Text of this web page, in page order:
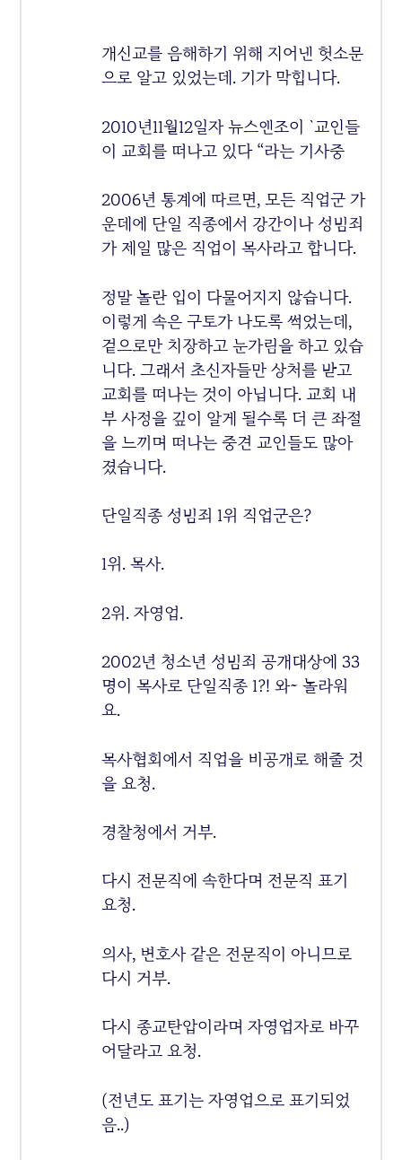
개신교를 음해하기 위해 지어낸 헛소문
으로 알고 있었는데. 기가 막힙니다.
2010년11월12일자 뉴스앤조이 `교인들
이 교회를 떠나고 있다 “라는 기사중
2006년 통계에 따르면, 모든 직업군 가
운데에 단일 직종에서 강간이나 성범죄
가 제일 많은 직업이 목사라고 합니다.
정말 놀란 입이 다물어지지 않습니다.
이렇게 속은 구토가 나도록 썩었는데,
겉으로만 치장하고 눈가림을 하고 있습
니다. 그래서 초신자들만 상처를 받고
교회를 떠나는 것이 아닙니다. 교회 내
부 사정을 깊이 알게 될수록 더 큰 좌절
을 느끼며 떠나는 중견 교인들도 많아
졌습니다.
단일직종 성범죄 1위 직업군은?
1위. 목사.
2위. 자영업.
2002년 청소년 성범죄 공개대상에 33
명이 목사로 단일직종 1?! 와~ 놀라워
요.
목사협회에서 직업을 비공개로 해줄 것
을 요청.
경찰청에서 거부.
다시 전문직에 속한다며 전문직 표기
요청.
의사, 변호사 같은 전문직이 아니므로
다시 거부.
다시 종교탄압이라며 자영업자로 바꾸
어달라고 요청.
(전년도 표기는 자영업으로 표기되었
음..)